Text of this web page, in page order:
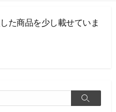
た商品を少し載せていま
検